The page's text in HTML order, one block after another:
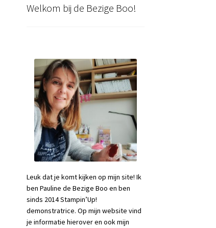
Welkom bij de Bezige Boo!
Leuk dat je komt kijken op mijn site! Ik
ben Pauline de Bezige Boo en ben
sinds 2014 Stampin’Up!
demonstratrice. Op mijn website vind
je informatie hierover en ook mijn